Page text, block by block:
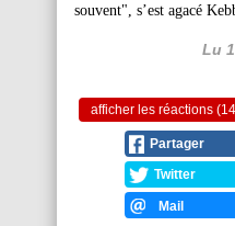
souvent", s’est agacé
Lu
afficher les réactions
Partager
Twitter
Mail